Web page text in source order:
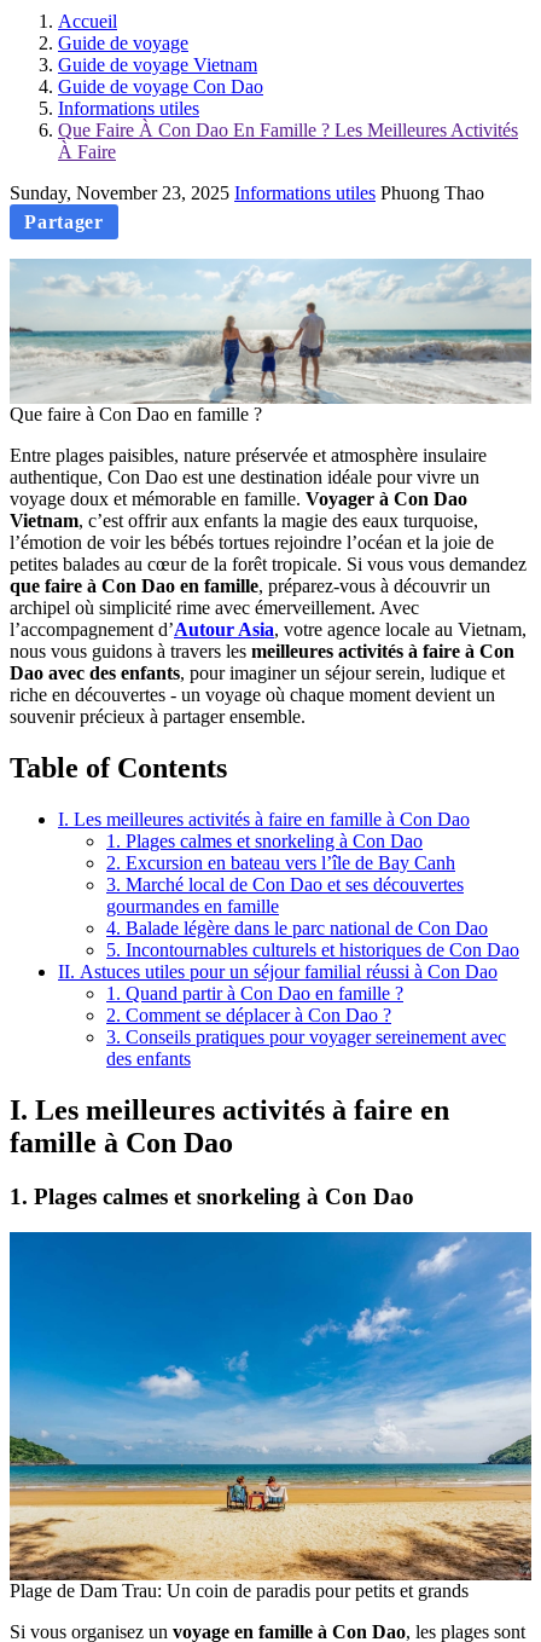
Accueil
Guide de voyage
Guide de voyage Vietnam
Guide de voyage Con Dao
Informations utiles
Que Faire À Con Dao En Famille ? Les Meilleures Activités
À Faire
Sunday, November 23, 2025 Informations utiles Phuong Thao
Partager
Que faire à Con Dao en famille ?
Entre plages paisibles, nature préservée et atmosphère insulaire
authentique, Con Dao est une destination idéale pour vivre un
voyage doux et mémorable en famille. Voyager à Con Dao
Vietnam, c’est offrir aux enfants la magie des eaux turquoise,
l’émotion de voir les bébés tortues rejoindre l’océan et la joie de
petites balades au cœur de la forêt tropicale. Si vous vous demandez
que faire à Con Dao en famille, préparez-vous à découvrir un
archipel où simplicité rime avec émerveillement. Avec
l’accompagnement d’Autour Asia, votre agence locale au Vietnam,
nous vous guidons à travers les meilleures activités à faire à Con
Dao avec des enfants, pour imaginer un séjour serein, ludique et
riche en découvertes - un voyage où chaque moment devient un
souvenir précieux à partager ensemble.
Table of Contents
I. Les meilleures activités à faire en famille à Con Dao
1. Plages calmes et snorkeling à Con Dao
2. Excursion en bateau vers l’île de Bay Canh
3. Marché local de Con Dao et ses découvertes
gourmandes en famille
4. Balade légère dans le parc national de Con Dao
5. Incontournables culturels et historiques de Con Dao
II. Astuces utiles pour un séjour familial réussi à Con Dao
1. Quand partir à Con Dao en famille ?
2. Comment se déplacer à Con Dao ?
3. Conseils pratiques pour voyager sereinement avec
des enfants
I. Les meilleures activités à faire en
famille à Con Dao
1. Plages calmes et snorkeling à Con Dao
Plage de Dam Trau: Un coin de paradis pour petits et grands
Si vous organisez un voyage en famille à Con Dao, les plages sont